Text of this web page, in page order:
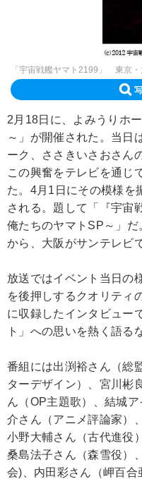
「宇宙戦艦ヤマト2199」 東京
2月18日に、よみうりホ
～」が開催された。当日
ーク、ささきいさおさん
この興奮をテレビを通じ
た。4月1日にその模様を
される。題して「『宇宙
俺たちのヤマトSP～」
から、大阪がサンテレビ
放送ではイベント当日の
を後押しするクオリティ
に収録したインタビュー
ト」への思いを熱く語る
番組には出渕裕さん（総
ターデザイン）、宮川彬
ん（OP主題歌）、結城
介さん（アニメ評論家）
小野大輔さん（古代進役
桑島法子さん（森雪役）
会)、内田彩さん（岬百合